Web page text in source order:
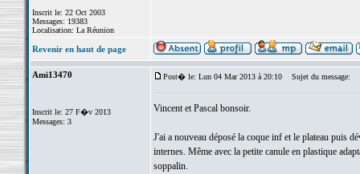
Inscrit le: 22 Oct 2003
Messages: 19383
Localisation: La Réunion
Revenir en haut de page
Ami13470
Inscrit le: 27 F�v 2013
Messages: 3
Post� le: Lun 04 Mar 2013 à 20:10 Sujet du message:
Vincent et Pascal bonsoir.
J'ai a nouveau déposé la coque inf et le plateau puis
internes. Même avec la petite canule en plastique
soppalin.